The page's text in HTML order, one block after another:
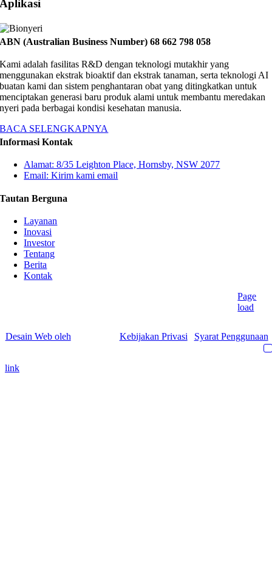
Aplikasi
ABN (Australian Business Number) 68 662 798 058
Kami adalah fasilitas R&D dengan teknologi mutakhir yang
menggunakan ekstrak bioaktif dan ekstrak tanaman, serta teknologi AI
buatan kami dan sistem penghantaran obat yang ditingkatkan untuk
menciptakan generasi baru produk alami untuk membantu meredakan
nyeri pada berbagai kondisi kesehatan manusia.
BACA SELENGKAPNYA
Informasi Kontak
Alamat: 8/35 Leighton Place, Hornsby, NSW 2077
Email: Kirim kami email
Tautan Berguna
Layanan
Inovasi
Investor
Tentang
Berita
Kontak
- 2026 | Bionyeri. Seluruh Hak Dilindungi.
Desain Web oleh Kebijakan Privasi Syarat Penggunaan
Page
load
link